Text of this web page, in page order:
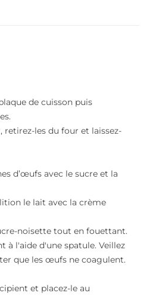
de cuisson puis
les du four et laissez-
d’œufs avec le sucre et la
le lait avec la crème
noisette tout en fouettant.
à l'aide d'une spatule. Veillez
que les œufs ne coagulent.
et placez-le au